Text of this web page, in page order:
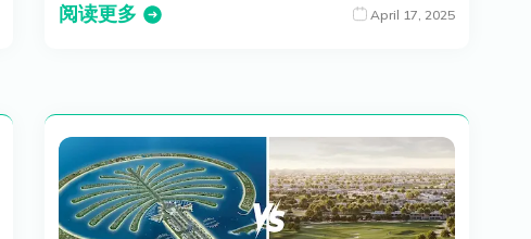
阅读更多 April 17, 2025